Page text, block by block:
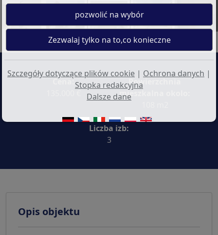
Cena:
Powierzchnia
mieszkalna okolo:
Liczba izb:
3
Opis objektu
Szczegóły dotyczące plików cookie | Ochrona danych |
Stopka redakcyjna
Dalsze dane